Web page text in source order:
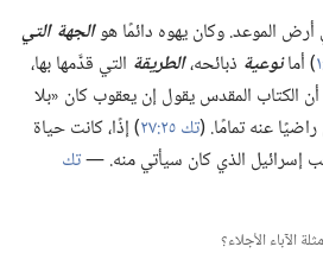
الموعد.‏ وكان يهوه دائمًا هوالجهة التي
‏)‏ أمانوعية ذبائحه،‏الطريقة التي قدَّمها بها،‏
الكتاب المقدس يقول إن يعقوب كان «بلا
عنه تمامًا.‏ (‏تك ٢٥:‏٢٧
‏)‏ إذًا،‏ كانت حياة
إسرائيل الذي كان سيأتي منه.‏ —‏تك
الآباء الأجلاء؟‏